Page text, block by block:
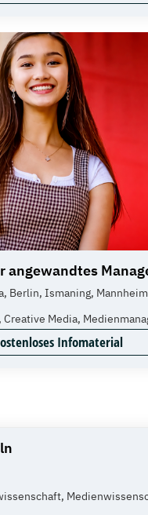
angewandtes
Berlin, Ismaning,
Creative Media,
Infomaterial